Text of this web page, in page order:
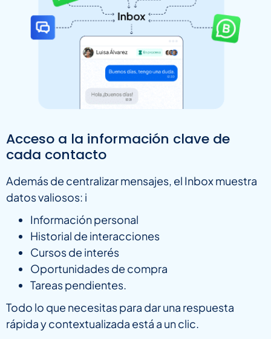
Acceso a la información clave de
cada contacto
Además de centralizar mensajes, el Inbox muestra
datos valiosos: i
Información personal
Historial de interacciones
Cursos de interés
Oportunidades de compra
Tareas pendientes.
Todo lo que necesitas para dar una respuesta
rápida y contextualizada está a un clic.